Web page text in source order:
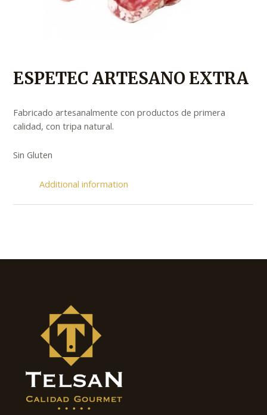
ESPETEC ARTESANO EXTRA
Fabricado artesanalmente con productos de primera
calidad, con tripa natural.
Sin Gluten
Additional information